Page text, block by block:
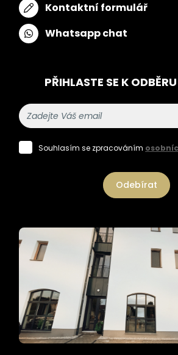
Kontaktní formulář
Whatsapp chat
PŘIHLASTE SE K
Souhlasím se zpracováním
Odebírat